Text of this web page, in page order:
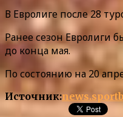
В Евролиге после 28
Ранее сезон Евролиги
до конца мая.
По состоянию на 20
Источник: